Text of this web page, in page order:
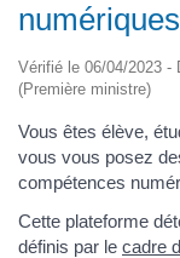
numériques
Vérifié le 06/04/2023 -
(Première ministre)
Vous êtes élève,
vous vous posez
compétences
Cette plateforme
définis par le cadre